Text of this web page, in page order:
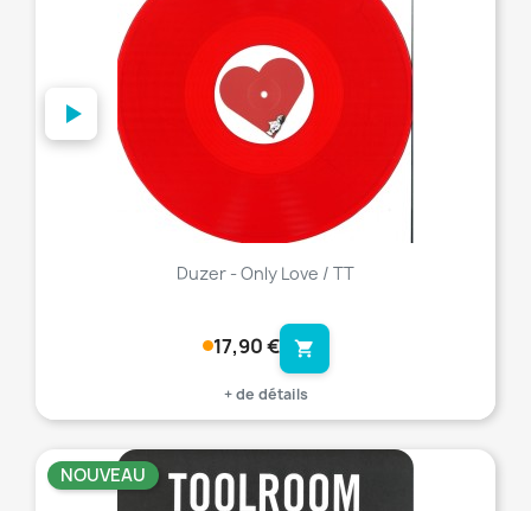
Duzer - Only Love / TT
17,90 € shopping_cart
+ de détails
NOUVEAU